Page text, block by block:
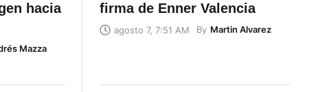
hacia
Mazza
firma de Enner Valencia
agosto 7, 7:51 AM By Martin Alvarez